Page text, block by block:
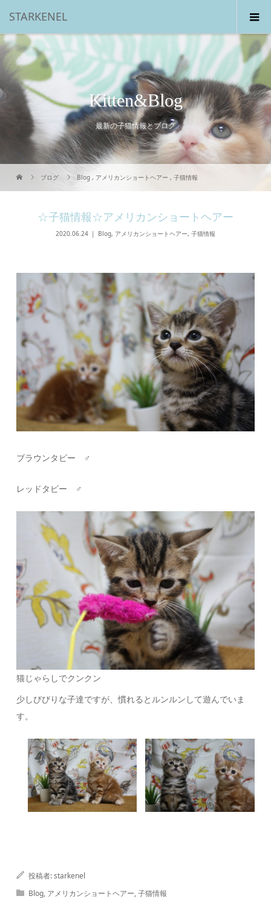
STARKENEL
Kitten&Blog
最新の子猫情報とブログ
ブログ Blog , アメリカンショートヘアー ,子猫情報
☆子猫情報☆アメリカンショートヘアー
2020.06.24 Blog, アメリカンショートヘアー, 子猫情報
ブラウンタビー ♂
レッドタビー ♂
猫じゃらしでクンクン
少しびびりな子達ですが、慣れるとルンルンして遊んでいま
す。
投稿者:starkenel
Blog, アメリカンショートヘアー,子猫情報